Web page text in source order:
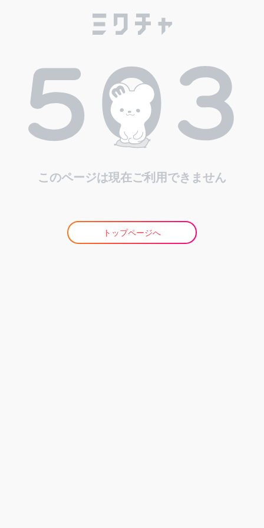
このページは現在ご利用できません